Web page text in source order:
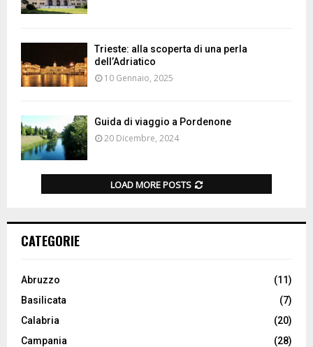
Trieste: alla scoperta di una perla
dell’Adriatico
10 Gennaio, 2025
Guida di viaggio a Pordenone
20 Dicembre, 2024
LOAD MORE POSTS
CATEGORIE
Abruzzo
(11)
Basilicata
(7)
Calabria
(20)
Campania
(28)